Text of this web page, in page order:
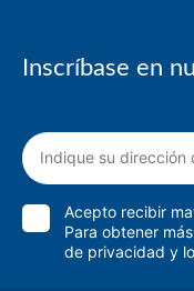
Inscríbase en
Acepto recibir
Para obtener
de privacidad y